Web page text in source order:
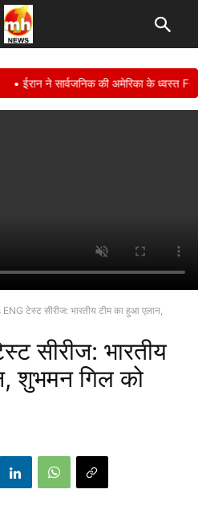
• ईरान ने सार्वजनिक की अमेरिका के ध्वस्त F-
टेस्ट सीरीज: भारतीय टीम का हुआ एलान,
सीरीज: भारतीय
शुभमन गिल को